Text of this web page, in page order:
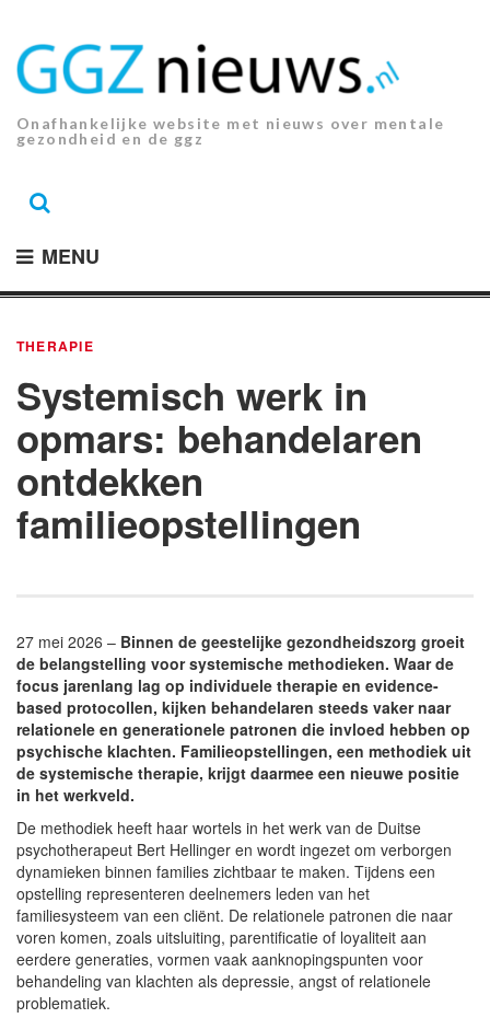
inhoud.
Onafhankelijke website met nieuws over mentale
gezondheid en de ggz
MENU
THERAPIE
Systemisch werk in
opmars: behandelaren
ontdekken
familieopstellingen
27 mei 2026 – Binnen de geestelijke gezondheidszorg groeit
de belangstelling voor systemische methodieken. Waar de
focus jarenlang lag op individuele therapie en evidence-
based protocollen, kijken behandelaren steeds vaker naar
relationele en generationele patronen die invloed hebben op
psychische klachten. Familieopstellingen, een methodiek uit
de systemische therapie, krijgt daarmee een nieuwe positie
in het werkveld.
De methodiek heeft haar wortels in het werk van de Duitse
psychotherapeut Bert Hellinger en wordt ingezet om verborgen
dynamieken binnen families zichtbaar te maken. Tijdens een
opstelling representeren deelnemers leden van het
familiesysteem van een cliënt. De relationele patronen die naar
voren komen, zoals uitsluiting, parentificatie of loyaliteit aan
eerdere generaties, vormen vaak aanknopingspunten voor
behandeling van klachten als depressie, angst of relationele
problematiek.